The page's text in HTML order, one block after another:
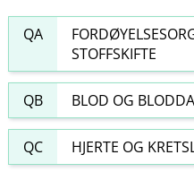
QA
STOFFSKIFTE
QB BLOD OG
QC HJERTE OG